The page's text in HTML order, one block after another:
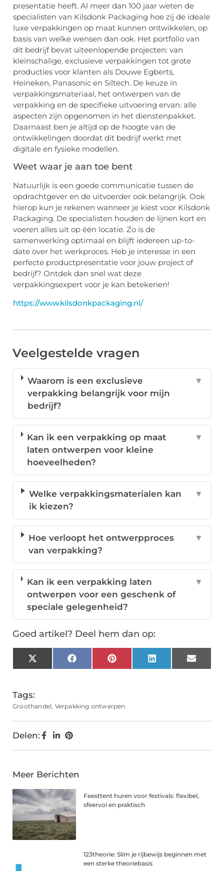
presentatie heeft. Al meer dan 100 jaar weten de
specialisten van Kilsdonk Packaging hoe zij de ideale
luxe verpakkingen op maat kunnen ontwikkelen, op
basis van welke wensen dan ook. Het portfolio van
dit bedrijf bevat uiteenlopende projecten: van
kleinschalige, exclusieve verpakkingen tot grote
producties voor klanten als Douwe Egberts,
Heineken, Panasonic en Siltech. De keuze in
verpakkingsmateriaal, het ontwerpen van de
verpakking en de specifieke uitvoering ervan: alle
aspecten zijn opgenomen in het dienstenpakket.
Daarnaast ben je altijd op de hoogte van de
ontwikkelingen doordat dit bedrijf werkt met
digitale en fysieke modellen.
Weet waar je aan toe bent
Natuurlijk is een goede communicatie tussen de
opdrachtgever en de uitvoerder ook belangrijk. Ook
hierop kun je rekenen wanneer je kiest voor Kilsdonk
Packaging. De specialisten houden de lijnen kort en
voeren alles uit op één locatie. Zo is de
samenwerking optimaal en blijft iedereen up-to-
date over het werkproces. Heb je interesse in een
perfecte productpresentatie voor jouw project of
bedrijf? Ontdek dan snel wat deze
verpakkingsexpert voor je kan betekenen!
https://www.kilsdonkpackaging.nl/
Veelgestelde vragen
Waarom is een exclusieve
verpakking belangrijk voor mijn
bedrijf?
▼
Kan ik een verpakking op maat
laten ontwerpen voor kleine
hoeveelheden?
▼
Welke verpakkingsmaterialen kan
ik kiezen?
▼
Hoe verloopt het ontwerpproces
van verpakking?
▼
Kan ik een verpakking laten
ontwerpen voor een geschenk of
speciale gelegenheid?
▼
Goed artikel? Deel hem dan op:
X
(Twitter)
FacebookPinterestLinkedInEmail
Tags:
Groothandel, Verpakking ontwerpen
Delen:
Meer Berichten
Feesttent huren voor festivals: flexibel,
sfeervol en praktisch
123theorie: Slim je rijbewijs beginnen met
een sterke theoriebasis